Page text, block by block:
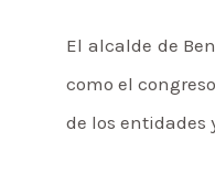
El alcalde de
como el
de los entidades